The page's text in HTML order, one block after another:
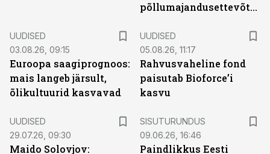
põllumajandusettevõtted
UUDISED
03.08.26, 09:15
Euroopa saagiprognoos:
mais langeb järsult,
õlikultuurid kasvavad
UUDISED
05.08.26, 11:17
Rahvusvaheline fond
paisutab Bioforce’i
kasvu
UUDISED
29.07.26, 09:30
Maido Solovjov:
SISUTURUNDUS
09.06.26, 16:46
Paindlikkus Eesti